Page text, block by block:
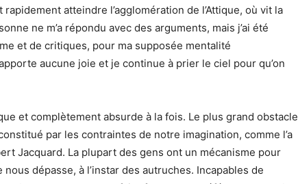
atteindre l’agglomération de l’Attique, où vit la
ne m’a répondu avec des arguments, mais j’ai été
et de critiques, pour ma supposée mentalité
aucune joie et je continue à prier le ciel pour qu’on
et complètement absurde à la fois. Le plus grand obstacle
par les contraintes de notre imagination, comme l’a
Jacquard. La plupart des gens ont un mécanisme pour
dépasse, à l’instar des autruches. Incapables de